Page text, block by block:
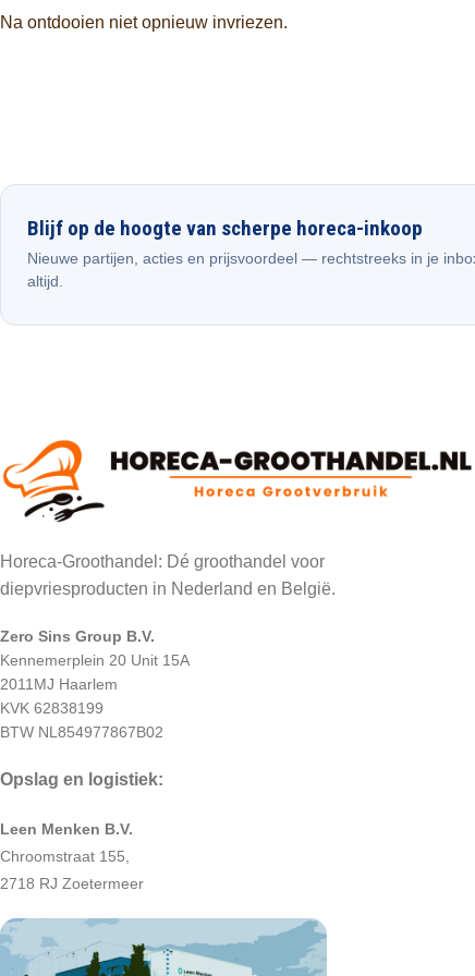
Na ontdooien niet opnieuw invriezen.
Blijf op de hoogte van scherpe horeca-inkoop
Nieuwe partijen, acties en prijsvoordeel — rechtstreeks in je
altijd.
Horeca-Groothandel: Dé groothandel voor
diepvriesproducten in Nederland en België.
Zero Sins Group B.V.
Kennemerplein 20 Unit 15A
2011MJ Haarlem
KVK 62838199
BTW NL854977867B02
Opslag en logistiek:
Leen Menken B.V.
Chroomstraat 155,
2718 RJ Zoetermeer